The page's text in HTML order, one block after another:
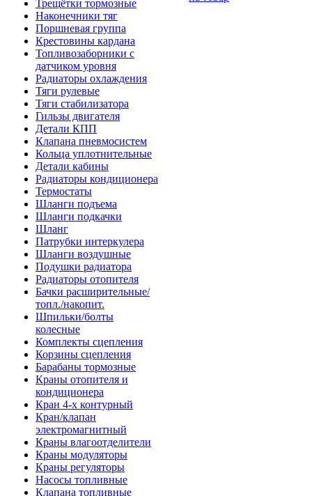
Трещётки тормозные
Наконечники тяг
Поршневая группа
Крестовины кардана
Топливозаборники с
датчиком уровня
Радиаторы охлаждения
Тяги рулевые
Тяги стабилизатора
Гильзы двигателя
Детали КПП
Клапана пневмосистем
Кольца уплотнительные
Детали кабины
Радиаторы кондиционера
Термостаты
Шланги подъема
Шланги подкачки
Шланг
Патрубки интеркулера
Шланги воздушные
Подушки радиатора
Радиаторы отопителя
Бачки расширительные/
топл./накопит.
Шпильки/болты
колесные
Комплекты сцепления
Корзины сцепления
Барабаны тормозные
Краны отопителя и
кондиционера
Кран 4-х контурный
Кран/клапан
электромагнитный
Краны влагоотделители
Краны модуляторы
Краны регуляторы
Насосы топливные
Клапана топливные